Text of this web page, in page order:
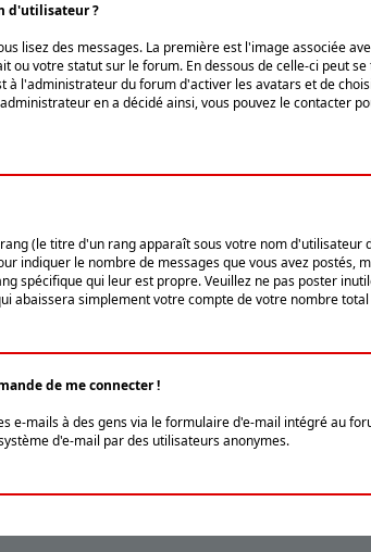
d'utilisateur ?
lisez des messages. La première est l'image associée
ou votre statut sur le forum. En dessous de celle-ci peut
l'administrateur du forum d'activer les avatars et de
en a décidé ainsi, vous pouvez le contacter
(le titre d'un rang apparaît sous votre nom d'utilisateur
indiquer le nombre de messages que vous avez postés,
spécifique qui leur est propre. Veuillez ne pas poster
abaissera simplement votre compte de votre nombre total
de me connecter !
e-mails à des gens via le formulaire d'e-mail intégré au
d'e-mail par des utilisateurs anonymes.